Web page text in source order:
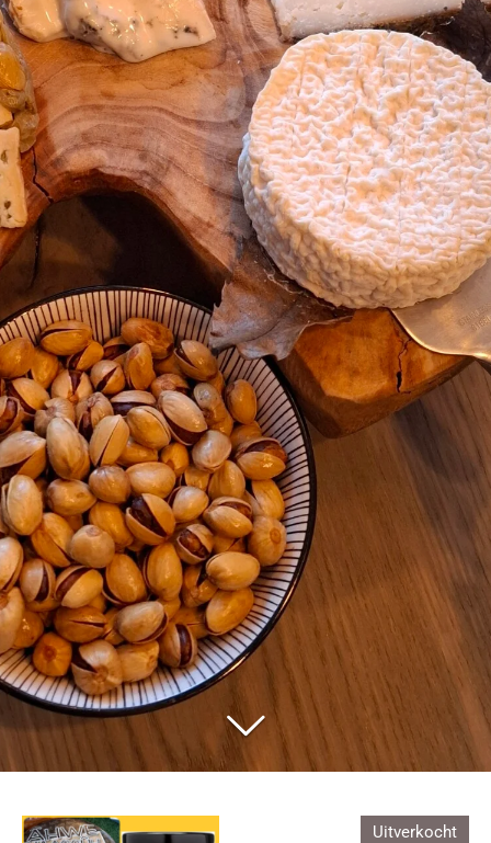
Uitverkocht